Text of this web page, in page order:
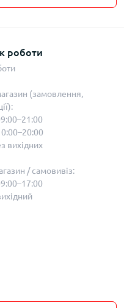
роботи
(замовлення,
вихідних
/ самовивіз: